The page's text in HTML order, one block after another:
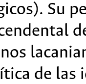
Su
de las